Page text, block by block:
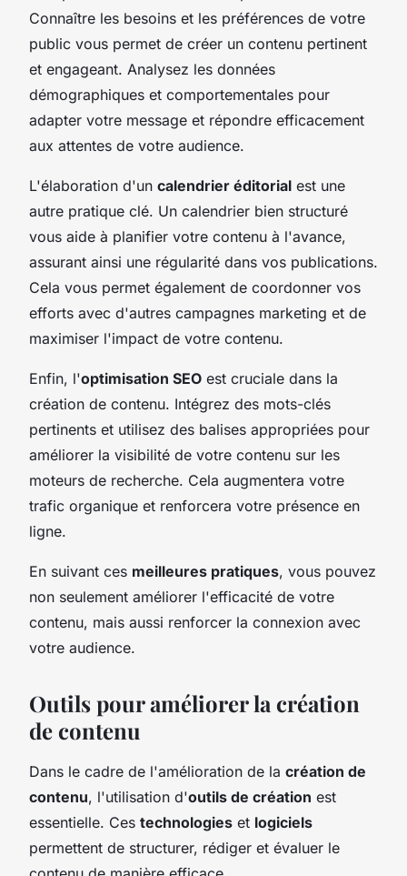
Connaître les besoins et les préférences de votre
public vous permet de créer un contenu pertinent
et engageant. Analysez les données
démographiques et comportementales pour
adapter votre message et répondre efficacement
aux attentes de votre audience.
L'élaboration d'un calendrier éditorial est une
autre pratique clé. Un calendrier bien structuré
vous aide à planifier votre contenu à l'avance,
assurant ainsi une régularité dans vos publications.
Cela vous permet également de coordonner vos
efforts avec d'autres campagnes marketing et de
maximiser l'impact de votre contenu.
Enfin, l'optimisation SEO est cruciale dans la
création de contenu. Intégrez des mots-clés
pertinents et utilisez des balises appropriées pour
améliorer la visibilité de votre contenu sur les
moteurs de recherche. Cela augmentera votre
trafic organique et renforcera votre présence en
ligne.
En suivant ces meilleures pratiques, vous pouvez
non seulement améliorer l'efficacité de votre
contenu, mais aussi renforcer la connexion avec
votre audience.
Outils pour améliorer la création
de contenu
Dans le cadre de l'amélioration de la création de
contenu, l'utilisation d'outils de création est
essentielle. Ces technologies et logiciels
permettent de structurer, rédiger et évaluer le